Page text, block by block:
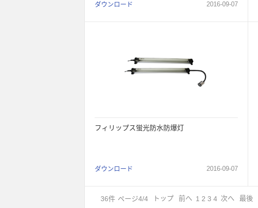
2016-09-07
ダウンロード
フィリップス蛍光防水防爆灯
2016-09-07
ダウンロード
36件 ページ4/4 トップ 前へ 1 2 3 4 次へ 最後